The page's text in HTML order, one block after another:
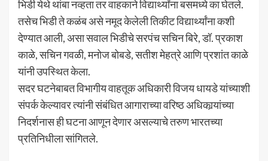
भिडी येथे थांबा नव्हता तर वाहकाने विद्यार्थ्यांना बसमध्ये का घेतले.
तसेच भिडी ते कळंब असे नमूद केलेली तिकीट विद्यार्थ्यांना कशी
देण्यात आली, असा सवाल भिडीचे सरपंच सचिन बिरे, डॉ. प्रकाश
काळे, सचिन गवळी, मनोज बोबडे, सतीश मेहत्रे आणि प्रशांत काळे
यांनी उपस्थित केला.
सदर घटनेबाबत विभागीय वाहतूक अधिकारी विजय धायडे यांच्याशी
संपर्क केल्यावर त्यांनी संबंधित आगाराच्या वरिष्ठ अधिकार्‍यांच्या
निदर्शनास ही घटना आणून देणार असल्याचे तरुण भारतच्या
प्रतिनिधीला सांगितले.